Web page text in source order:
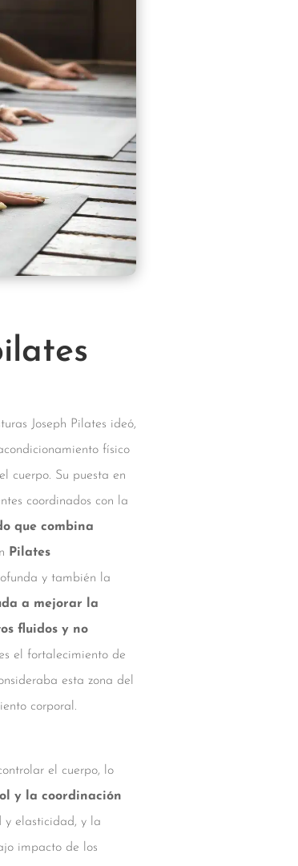
Joseph Pilates ideó,
físico
cuerpo. Su puesta en
coordinados con la
que combina
Pilates
y también la
a mejorar la
fluidos y no
el fortalecimiento de
esta zona del
corporal.
el cuerpo, lo
y la coordinación
elasticidad, y la
impacto de los